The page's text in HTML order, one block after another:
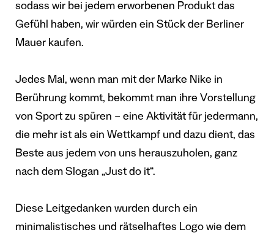
sodass wir bei jedem erworbenen Produkt das
Gefühl haben, wir würden ein Stück der Berliner
Mauer kaufen.
Jedes Mal, wenn man mit der Marke Nike in
Berührung kommt, bekommt man ihre Vorstellung
von Sport zu spüren – eine Aktivität für jedermann,
die mehr ist als ein Wettkampf und dazu dient, das
Beste aus jedem von uns herauszuholen, ganz
nach dem Slogan „Just do it“.
Diese Leitgedanken wurden durch ein
minimalistisches und rätselhaftes Logo wie dem